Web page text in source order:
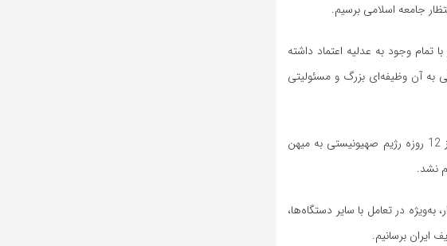
جامعه اسلامی برسیم.
وجود به عدلیه اعتماد داشته
به آن وظیفه‌ای بزرگ و مسئولیتی
جهانگیر در بخش دیگری از سخنان خود با اشاره به تحولات اخیر منطقه و تقارن آن با هفته قوه قضاییه گفت: متأسفانه در پی تجاوز 12 روزه رژیم صهیونیستی به میهن
نشد.
در تعامل با سایر دستگاه‌ها،
برسانیم.